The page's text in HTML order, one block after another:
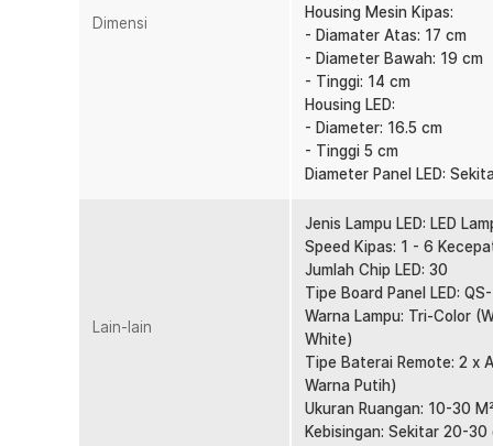
membantu mempercepat sirkulasi udara untuk
reverse membantu mendistribusikan udara hangat
plafon LED lebih fleksibel digunakan sepanjang tahun.
Motor berkinerja tinggi mampu menghasilkan putaran
yang tetap efisien. Performa yang stabil menjaga
mengeluarkan efisiensi listrik. Sangat cocok untuk
Tingkat gangguan hanya sekitar 20-30 dB sehingga
istirahat. Suara operasional yang minimal
maupun ruang belajar. Anda tetap dapat menikmati
Kendali Jarak Jauh dan 6 Kecepatan
Semua pengaturan dapat dilakukan melalui remote
tingkat kecepatan kipas, mengatur lampu LED,
putaran tanpa perlu berpindah dari tempat duduk.
Dimensi
Housing Mesin Kipas:
- Diamater Atas: 17 cm
- Diameter Bawah: 19 cm
- Tinggi: 14 cm
Housing LED:
- Diameter: 16.5 cm
- Tinggi 5 cm
Diameter Panel LED:
Lain-lain
Jenis Lampu LED: LED
Speed Kipas: 1 - 6
Jumlah Chip LED: 30
Tipe Board Panel LED:
Warna Lampu: Tri-Color
White)
Tipe Baterai Remote: 2 x
Warna Putih)
Ukuran Ruangan: 10-30
Kebisingan: Sekitar 20-30